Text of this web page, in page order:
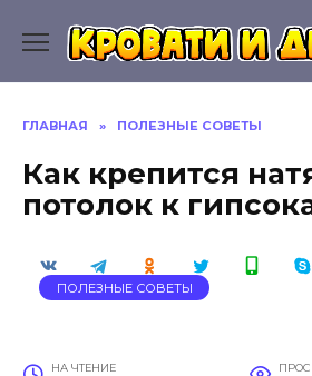
содержанию
ГЛАВНАЯ » ПОЛЕЗНЫЕ СОВЕТЫ
Как крепится
потолок к
ПОЛЕЗНЫЕ СОВЕТЫ
НА ЧТЕНИЕ